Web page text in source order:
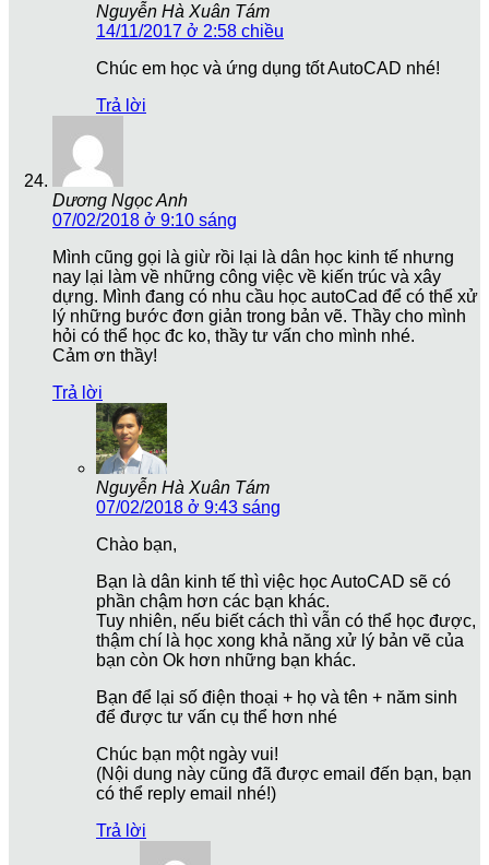
Nguyễn Hà Xuân Tám
14/11/2017 ở 2:58 chiều
Chúc em học và ứng dụng tốt AutoCAD nhé!
Trả lời
Dương Ngọc Anh
07/02/2018 ở 9:10 sáng
Mình cũng gọi là giừ rồi lại là dân học kinh tế nhưng
nay lại làm về những công việc về kiến trúc và xây
dựng. Mình đang có nhu cầu học autoCad để có thể xử
lý những bước đơn giản trong bản vẽ. Thầy cho mình
hỏi có thể học đc ko, thầy tư vấn cho mình nhé.
Cảm ơn thầy!
Trả lời
Nguyễn Hà Xuân Tám
07/02/2018 ở 9:43 sáng
Chào bạn,
Bạn là dân kinh tế thì việc học AutoCAD sẽ có
phần chậm hơn các bạn khác.
Tuy nhiên, nếu biết cách thì vẫn có thể học được,
thậm chí là học xong khả năng xử lý bản vẽ của
bạn còn Ok hơn những bạn khác.
Bạn để lại số điện thoại + họ và tên + năm sinh
để được tư vấn cụ thể hơn nhé
Chúc bạn một ngày vui!
(Nội dung này cũng đã được email đến bạn, bạn
có thể reply email nhé!)
Trả lời